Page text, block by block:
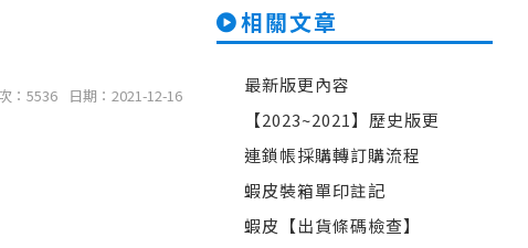
：5536 日期：2021-12-16
相關文章
最新版更內容
【2023~2021】歷史版更
連鎖帳採購轉訂購流程
蝦皮裝箱單印註記
蝦皮【出貨條碼檢查】